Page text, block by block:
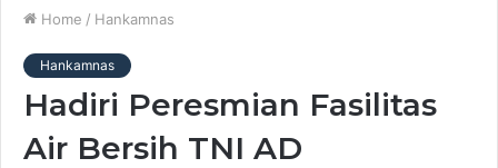
Home / Hankamnas
Hankamnas
Hadiri Peresmian Fasilitas
Air Bersih TNI AD